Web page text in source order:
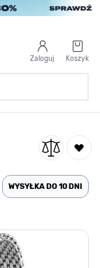
Zaloguj Koszyk
WYSYŁKA DO 10 DNI